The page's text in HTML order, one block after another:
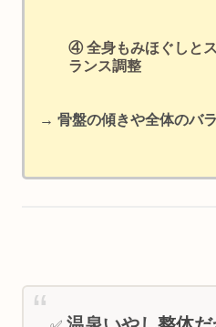
④ 全身もみほぐしと
ランス調整
→ 骨盤の傾きや全体のバ